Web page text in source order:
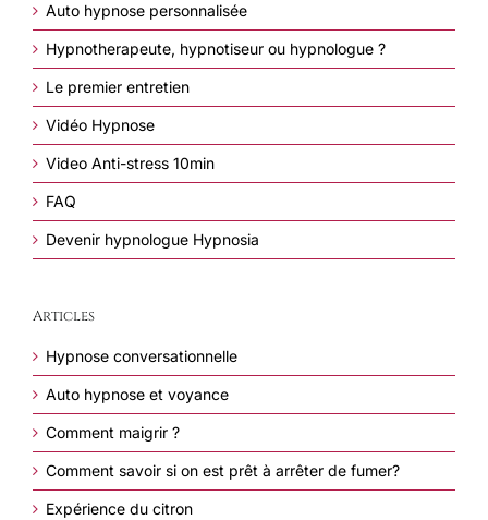
Auto hypnose personnalisée
Hypnotherapeute, hypnotiseur ou hypnologue ?
Le premier entretien
Vidéo Hypnose
Video Anti-stress 10min
FAQ
Devenir hypnologue Hypnosia
Articles
Hypnose conversationnelle
Auto hypnose et voyance
Comment maigrir ?
Comment savoir si on est prêt à arrêter de fumer?
Expérience du citron